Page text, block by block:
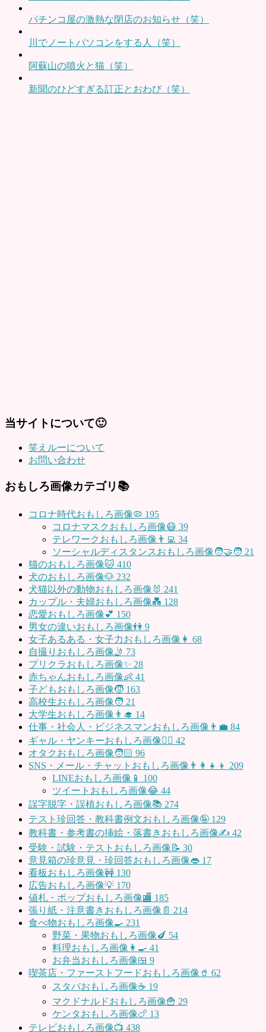
パチンコ屋の激熱な閉店のお知らせ（笑）
川でノートパソコンをする人（笑）
阿蘇山の噴火と猫（笑）
新聞のひどすぎる訂正とおわび（笑）
当サイトについて🙂
笑えルーについて
お問い合わせ
おもしろ画像カテゴリ📚
コロナ時代おもしろ画像🦠 195
コロナマスクおもしろ画像😷 39
テレワークおもしろ画像👨‍💻 34
ソーシャルディスタンスおもしろ画像🧑‍🤝‍🧑 21
猫のおもしろ画像🐱 410
犬のおもしろ画像🐶 232
犬猫以外の動物おもしろ画像🐰 241
カップル・夫婦おもしろ画像💑 128
恋愛おもしろ画像💕 150
男女の違いおもしろ画像👫 9
女子あるある・女子力おもしろ画像👩 68
自撮りおもしろ画像🤳 73
プリクラおもしろ画像✨ 28
赤ちゃんおもしろ画像👶 41
子どもおもしろ画像🧒 163
高校生おもしろ画像🧑 21
大学生おもしろ画像👨‍🎓 14
仕事・社会人・ビジネスマンおもしろ画像👨‍💼 84
ギャル・ヤンキーおもしろ画像👱‍♀️ 42
オタクおもしろ画像🧑🏻 96
SNS・メール・チャットおもしろ画像👨‍👩‍👧‍👦 209
LINEおもしろ画像📱 100
ツイートおもしろ画像😂 44
誤字脱字・誤植おもしろ画像📚 274
テスト珍回答・教科書例文おもしろ画像🤪 129
教科書・参考書の挿絵・落書きおもしろ画像✍️ 42
受験・試験・テストおもしろ画像📝 30
意見箱の珍意見・珍回答おもしろ画像👄 17
看板おもしろ画像🚧 130
広告おもしろ画像💡 170
値札・ポップおもしろ画像🏬 185
張り紙・注意書きおもしろ画像📄 214
食べ物おもしろ画像🍳 231
野菜・果物おもしろ画像🍆 54
料理おもしろ画像👩‍🍳 41
お弁当おもしろ画像🍱 9
喫茶店・ファーストフードおもしろ画像🥤 62
スタバおもしろ画像☕️ 19
マクドナルドおもしろ画像🍟 29
ケンタおもしろ画像🍗 13
テレビおもしろ画像📺 438